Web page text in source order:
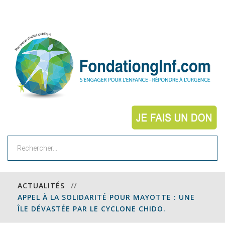
ACTUALITÉS
//
APPEL À LA SOLIDARITÉ POUR MAYOTTE : UNE
ÎLE DÉVASTÉE PAR LE CYCLONE CHIDO.